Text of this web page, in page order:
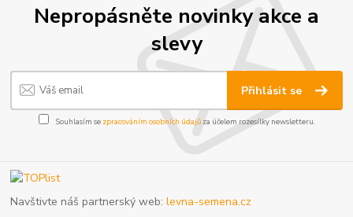
Nepropásněte novinky akce a
slevy
Přihlásit se
Souhlasím se zpracováním osobních údajůza účelem rozesílky newsletteru.
Navštivte náš partnerský web:levna-semena.cz